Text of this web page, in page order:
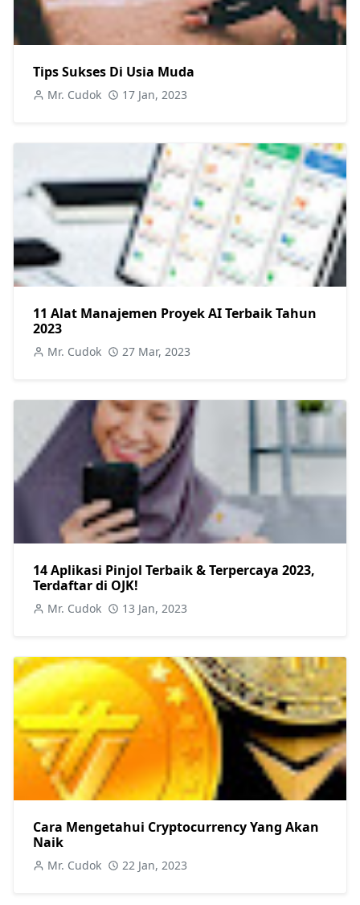
Tips Sukses Di Usia Muda
Mr. Cudok 17 Jan, 2023
11 Alat Manajemen Proyek AI Terbaik Tahun
2023
Mr. Cudok 27 Mar, 2023
14 Aplikasi Pinjol Terbaik & Terpercaya 2023,
Terdaftar di OJK!
Mr. Cudok 13 Jan, 2023
Cara Mengetahui Cryptocurrency Yang Akan
Naik
Mr. Cudok 22 Jan, 2023